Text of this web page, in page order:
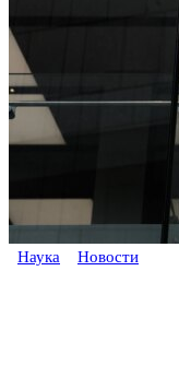
Наука Новости